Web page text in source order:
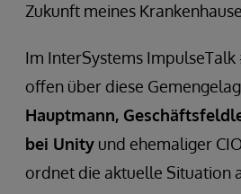
Zukunft meines
Im InterSystems ImpulseTalk
offen über diese
Hauptmann,
bei Unity und ehemaliger
ordnet die aktuelle Situation